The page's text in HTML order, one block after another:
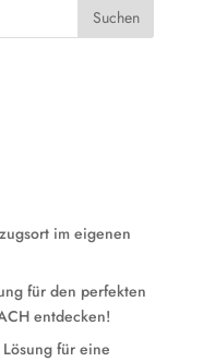
im eigenen
für den perfekten
entdecken!
für eine